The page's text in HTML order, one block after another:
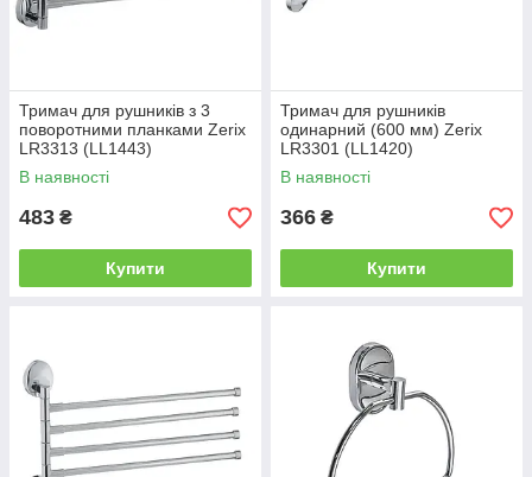
Тримач для рушників з 3
поворотними планками Zerix
LR3313 (LL1443)
В наявності
483 ₴
Купити
Тримач для рушників
одинарний (600 мм) Zerix
LR3301 (LL1420)
В наявності
366 ₴
Купити